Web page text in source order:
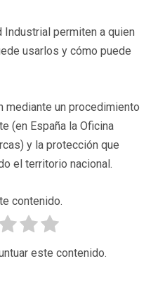
permiten a quien
usarlos y cómo puede
mediante un procedimiento
(en España la Oficina
y la protección que
el territorio nacional.
contenido.
este contenido.